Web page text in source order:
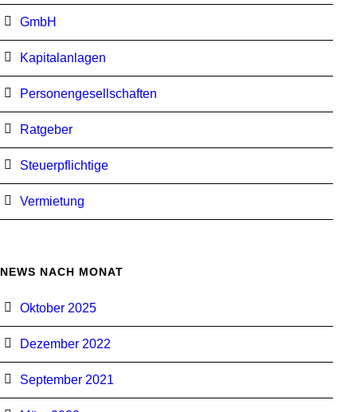
GmbH
Kapitalanlagen
Personengesellschaften
Ratgeber
Steuerpflichtige
Vermietung
NEWS NACH MONAT
Oktober 2025
Dezember 2022
September 2021